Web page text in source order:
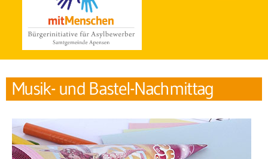
Musik- und Bastel-Nachmittag